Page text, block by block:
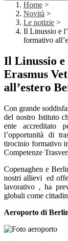
Home >
Novità >
Le notizie >
Il Linussio e
formativo
Il Linussio e
Erasmus
all’estero
Con grande
del nostro Istituto
ente accreditato
l’opportunità di
tirocinio formativo
Competenze
Copenaghen e
nostri allievi ed
lavorativo , ha
globali come
Aeroporto di